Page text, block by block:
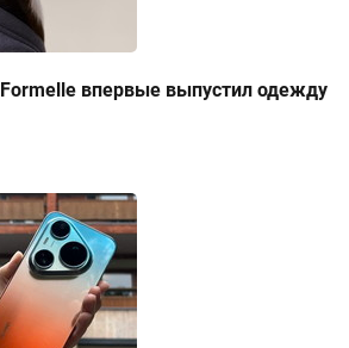
впервые выпустил одежду